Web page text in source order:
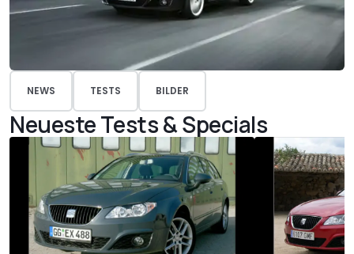
NEWS TESTS BILDER
Neueste Tests & Specials